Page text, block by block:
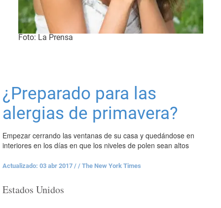
Foto: La Prensa
¿Preparado para las
alergias de primavera?
Empezar cerrando las ventanas de su casa y quedándose en
interiores en los días en que los niveles de polen sean altos
Actualizado: 03 abr 2017 / / The New York Times
Estados Unidos